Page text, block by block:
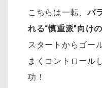
こちらは一転、バ
れる“慎重派”向け
スタートからゴー
まくコントロール
功！